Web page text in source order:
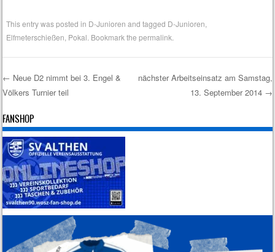
This entry was posted in D-Junioren and tagged D-Junioren
Elfmeterschießen Pokal . Bookmark thepermalink
Post navigation
← Neue D2 nimmt bei 3. Engel &
Völkers Turnier teil
nächster Arbeitseinsatz am Samstag,
13. September 2014 →
FANSHOP